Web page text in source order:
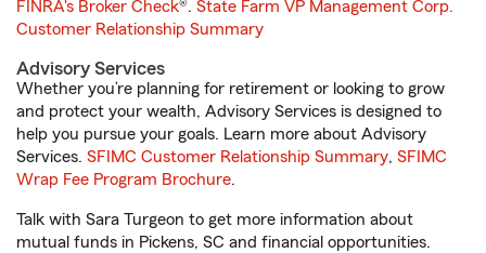
FINRA's Broker Check®. State Farm VP Management Corp.
Customer Relationship Summary
Advisory Services
Whether you’re planning for retirement or looking to grow
and protect your wealth, Advisory Services is designed to
help you pursue your goals. Learn more about Advisory
Services. SFIMC Customer Relationship Summary, SFIMC
Wrap Fee Program Brochure.
Talk with Sara Turgeon to get more information about
mutual funds in Pickens, SC and financial opportunities.